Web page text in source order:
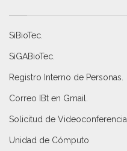
SiBioTec
SiGABioTec.
Registro Interno de Personas
Correo IBt en Gmail
Solicitud de Videoconferencia.
Unidad de Cómputo